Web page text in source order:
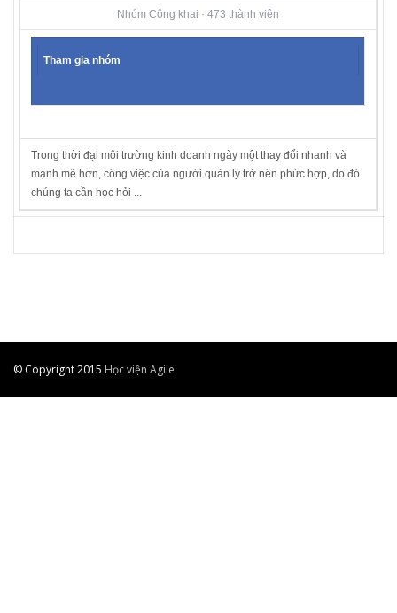
Nhóm Công khai · 473 thành viên
Tham gia nhóm
Trong thời đại môi trường kinh doanh ngày một thay đổi nhanh và
mạnh mẽ hơn, công việc của người quản lý trở nên phức hợp, do đó
chúng ta cần học hỏi ...
© Copyright 2015 Học viện Agile